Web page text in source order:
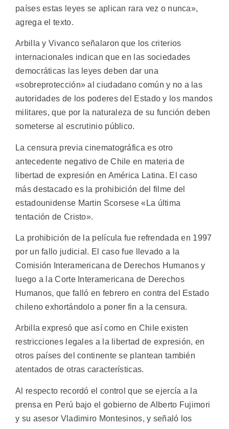
países estas leyes se aplican rara vez o nunca»,
agrega el texto.
Arbilla y Vivanco señalaron que los criterios
internacionales indican que en las sociedades
democráticas las leyes deben dar una
«sobreprotección» al ciudadano común y no a las
autoridades de los poderes del Estado y los mandos
militares, que por la naturaleza de su función deben
someterse al escrutinio público.
La censura previa cinematográfica es otro
antecedente negativo de Chile en materia de
libertad de expresión en América Latina. El caso
más destacado es la prohibición del filme del
estadounidense Martin Scorsese «La última
tentación de Cristo».
La prohibición de la película fue refrendada en 1997
por un fallo judicial. El caso fue llevado a la
Comisión Interamericana de Derechos Humanos y
luego a la Corte Interamericana de Derechos
Humanos, que falló en febrero en contra del Estado
chileno exhortándolo a poner fin a la censura.
Arbilla expresó que así como en Chile existen
restricciones legales a la libertad de expresión, en
otros países del continente se plantean también
atentados de otras características.
Al respecto recordó el control que se ejercía a la
prensa en Perú bajo el gobierno de Alberto Fujimori
y su asesor Vladimiro Montesinos, y señaló los